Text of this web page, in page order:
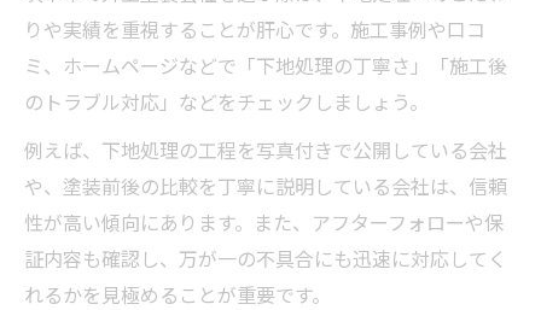
りや実績を重視することが肝心です。施工事例や口コ
ミ、ホームページなどで「下地処理の丁寧さ」「施工後
のトラブル対応」などをチェックしましょう。
例えば、下地処理の工程を写真付きで公開している会社
や、塗装前後の比較を丁寧に説明している会社は、信頼
性が高い傾向にあります。また、アフターフォローや保
証内容も確認し、万が一の不具合にも迅速に対応してく
れるかを見極めることが重要です。